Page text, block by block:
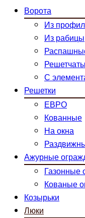
Ворота
Из
Из рабицы
С
Решетки
ЕВРО
Кованные
На окна
Ажурные
Газонные
Кованые
Козырьки
Люки